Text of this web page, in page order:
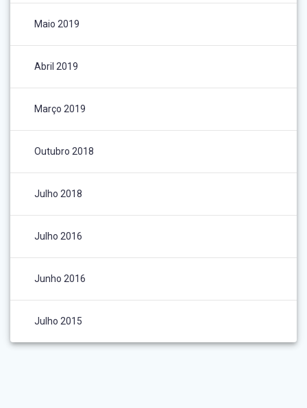
Maio 2019
Abril 2019
Março 2019
Outubro 2018
Julho 2018
Julho 2016
Junho 2016
Julho 2015